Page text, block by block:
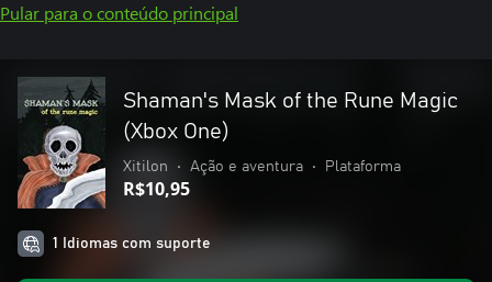
Pular para o conteúdo principal
Shaman's Mask of the Rune Magic
(Xbox One)
Xitilon • Ação e aventura • Plataforma
R$10,95
1 Idiomas com suporte